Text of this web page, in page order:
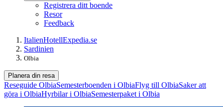
Registrera ditt boende
Resor
Feedback
ItalienHotellExpedia.se
Sardinien
Olbia
Planera din resa
Reseguide OlbiaSemesterboenden i OlbiaFlyg till OlbiaSaker att
göra i OlbiaHyrbilar i OlbiaSemesterpaket i Olbia